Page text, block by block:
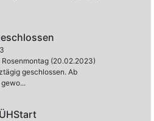
(20.02.2023)
geschlossen. Ab